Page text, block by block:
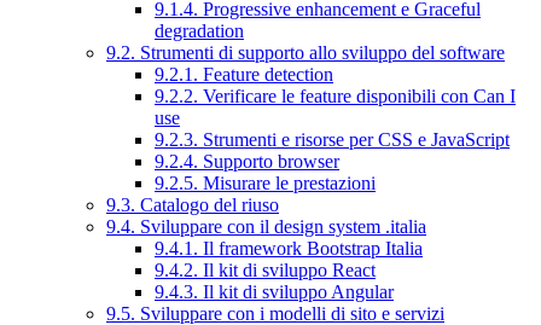
9.1.4. Progressive enhancement e Graceful
degradation
9.2. Strumenti di supporto allo sviluppo del software
9.2.1. Feature detection
9.2.2. Verificare le feature disponibili con Can I
use
9.2.3. Strumenti e risorse per CSS e JavaScript
9.2.4. Supporto browser
9.2.5. Misurare le prestazioni
9.3. Catalogo del riuso
9.4. Sviluppare con il design system .italia
9.4.1. Il framework Bootstrap Italia
9.4.2. Il kit di sviluppo React
9.4.3. Il kit di sviluppo Angular
9.5. Sviluppare con i modelli di sito e servizi